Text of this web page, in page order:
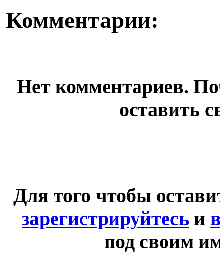
Комментарии:
Нет комментариев.
оставить
Для того чтобы
зарегистрируйтесь и
под своим